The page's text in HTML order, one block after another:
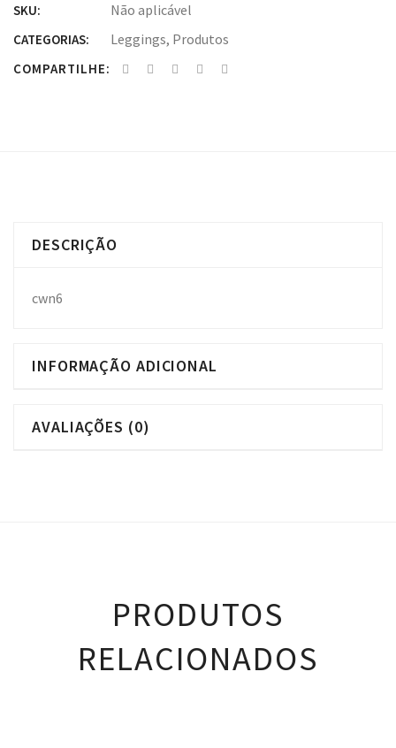
SKU: Não aplicável
CATEGORIAS: Leggings, Produtos
COMPARTILHE:
DESCRIÇÃO
cwn6
INFORMAÇÃO ADICIONAL
AVALIAÇÕES (0)
PRODUTOS
RELACIONADOS